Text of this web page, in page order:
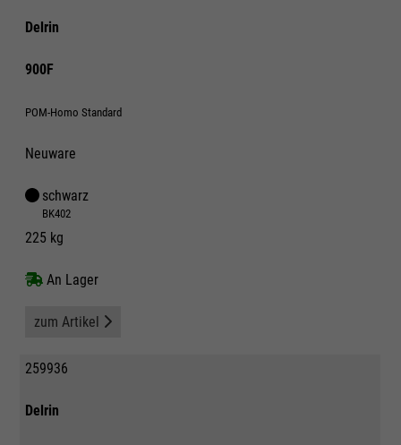
Delrin
900F
POM-Homo Standard
Neuware
schwarz
BK402
225 kg
An Lager
zum Artikel
259936
Delrin